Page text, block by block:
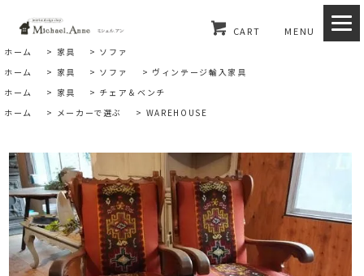
CART MENU
ホーム > 家具 > ソファ
ホーム
> 家具 > ソファ > ヴィンテージ輸入家具
ホーム
> 家具 > チェア＆ベンチ
ホーム
> メーカーで選ぶ > WAREHOUSE